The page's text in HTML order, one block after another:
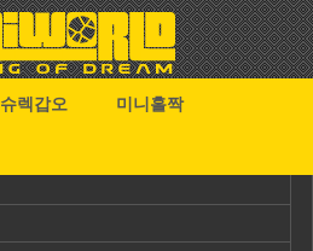
슈렉갑오
미니홀짝